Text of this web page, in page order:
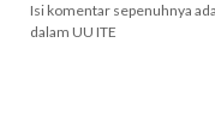
Isi komentar sepenuhnya
dalam UU ITE